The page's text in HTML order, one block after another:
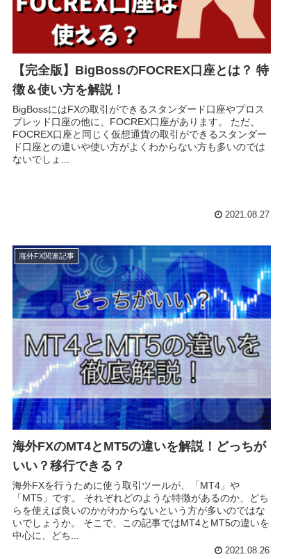
【完全版】BigBossのFOCREX口座とは？ 特
徴＆使い方を解説！
BigBossにはFXの取引ができるスタンダード口座やプロス
プレッド口座の他に、FOCREX口座があります。 ただ、
FOCREX口座と同じく仮想通貨の取引ができるスタンダー
ド口座との違いや使い方がよくわからない方も多いのでは
ないでしょ...
2021.08.27
海外FX関連記事
海外FXのMT4とMT5の違いを解説！どっちが
いい？移行できる？
海外FXを行うために使う取引ツールが、「MT4」や
「MT5」です。 それぞれどのような特徴があるのか、どち
らを使えば良いのかがわからないという方が多いのではな
いでしょうか。 そこで、この記事ではMT4とMT5の違いを
中心に、どち...
2021.08.26